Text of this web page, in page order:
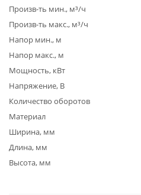
Произв-ть мин., м³/ч
Произв-ть макс., м³/ч
Напор мин., м
Напор макс., м
Мощность, кВт
Напряжение, В
Количество оборотов
Материал
Ширина, мм
Длина, мм
Высота, мм